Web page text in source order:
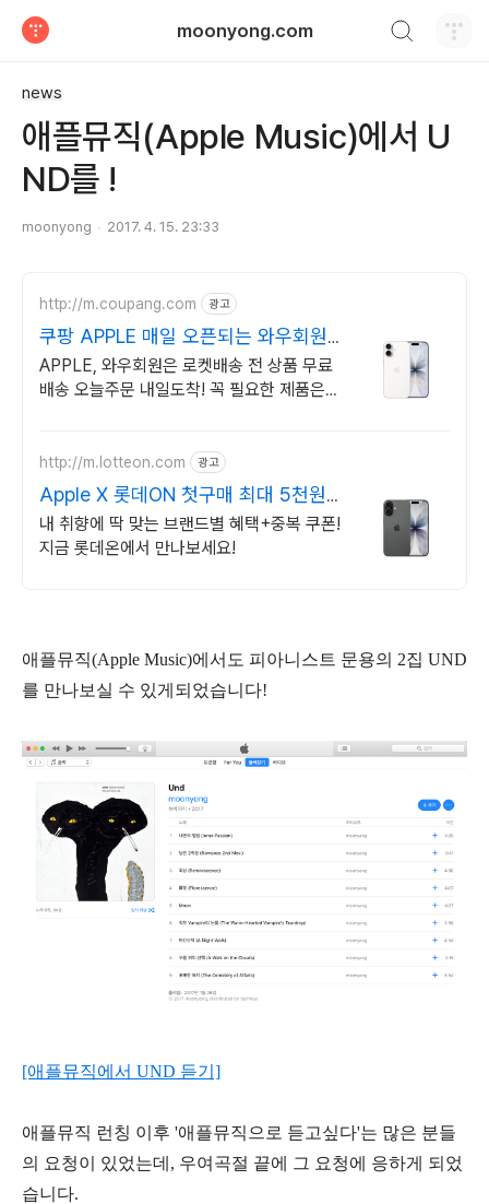
moonyong.com
news
애플뮤직(Apple Music)에서 U
ND를 !
moonyong 2017. 4. 15. 23:33
http://m.coupang.com 광고
쿠팡 APPLE 매일 오픈되는 와우회원
특가
APPLE, 와우회원은 로켓배송 전 상품 무료
배송 오늘주문 내일도착! 꼭 필요한 제품은
http://m.lotteon.com 광고
Apple X 롯데ON 첫구매 최대 5천원
혜택!
내 취향에 딱 맞는 브랜드별 혜택+중복 쿠폰!
지금 롯데온에서 만나보세요!
애플뮤직(Apple Music)에서도 피아니스트 문용의 2집 UND
를 만나보실 수 있게되었습니다!
[애플뮤직에서 UND 듣기]
애플뮤직 런칭 이후 '애플뮤직으로 듣고싶다'는 많은 분들
의 요청이 있었는데, 우여곡절 끝에 그 요청에 응하게 되었
습니다.